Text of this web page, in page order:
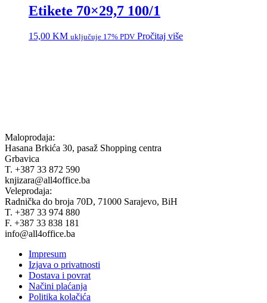
Etikete 70×29,7 100/1
15,00 KM uključuje 17% PDV Pročitaj više
Maloprodaja:
Hasana Brkića 30, pasaž Shopping centra
Grbavica
T. +387 33 872 590
knjizara@all4office.ba
Veleprodaja:
Radnička do broja 70D, 71000 Sarajevo, BiH
T. +387 33 974 880
F. +387 33 838 181
info@all4office.ba
Impresum
Izjava o privatnosti
Dostava i povrat
Načini plaćanja
Politika kolačića